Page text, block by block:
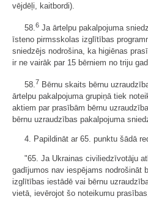
vējdēļi, kaitbordi).
58.6 Ja ārtelpu pakalpojuma
īsteno pirmsskolas izglītības
sniedzējs nodrošina, ka higiēnas
ir ne vairāk par 15 bērniem no triju
58.7 Bērnu skaits bērnu
ārtelpu pakalpojuma grupiņā tiek
aktiem par prasībām bērnu
bērnu uzraudzības pakalpojuma
4. Papildināt ar 65. punktu šādā
"65. Ja Ukrainas civiliedzīvotāju
gadījumos nav iespējams nodrošināt
izglītības iestādē vai bērnu
vietā, ievērojot šo noteikumu